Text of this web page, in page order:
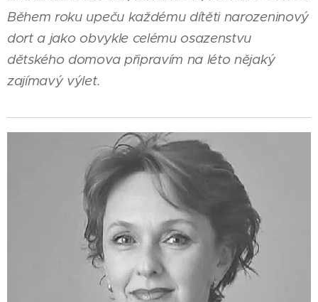
Během roku upeču každému dítěti narozeninový
dort a jako obvykle celému osazenstvu
dětského domova připravím na léto nějaký
zajímavý výlet.